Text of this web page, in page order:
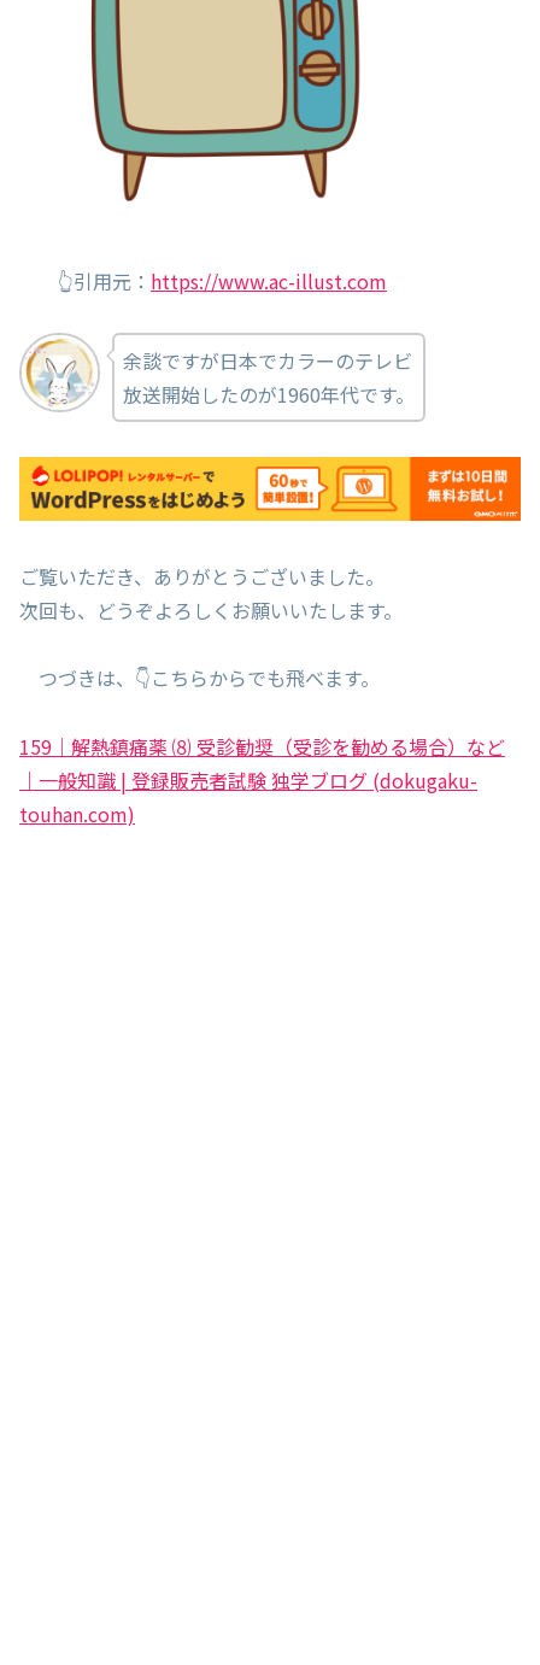
👆引用元： https://www.ac-illust.com
余談ですが日本でカラーのテレビ
放送開始したのが1960年代です。
ご覧いただき、ありがとうございました。
次回も、どうぞよろしくお願いいたします。
つづきは、👇こちらからでも飛べます。
159｜解熱鎮痛薬 ⑻ 受診勧奨（受診を勧める場合）など
｜一般知識 | 登録販売者試験 独学ブログ (dokugaku-
touhan.com)